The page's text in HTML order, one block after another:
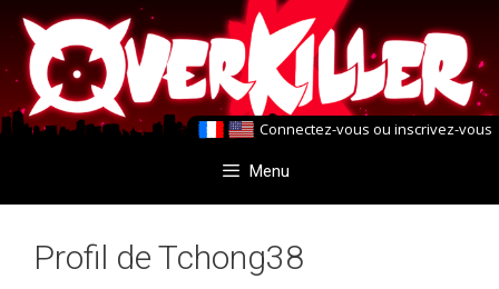
Aller
au
contenu
Aller
au
contenu
Connectez-vous ou inscrivez-vous
Menu
Profil de Tchong38